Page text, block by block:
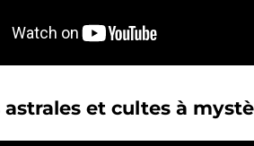
astrales et cultes à